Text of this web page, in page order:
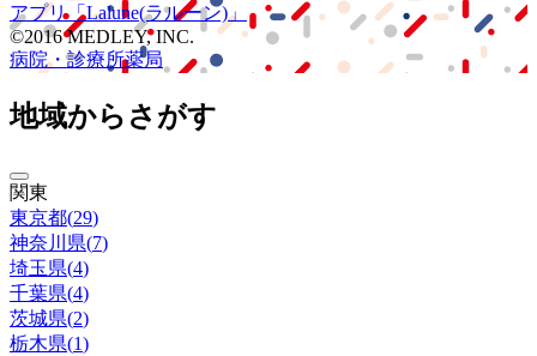
アプリ「Lalune(ラルーン)」
©2016 MEDLEY, INC.
病院・診療所薬局
地域からさがす
関東
東京都(29)
神奈川県(7)
埼玉県(4)
千葉県(4)
茨城県(2)
栃木県(1)